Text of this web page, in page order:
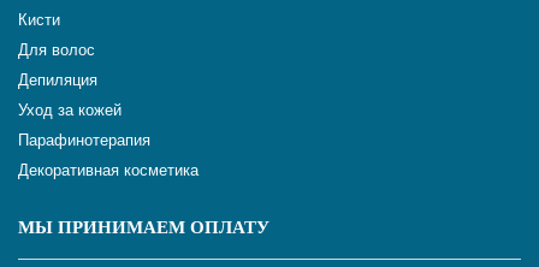
Кисти
Для волос
Депиляция
Уход за кожей
Парафинотерапия
Декоративная косметика
МЫ ПРИНИМАЕМ ОПЛАТУ